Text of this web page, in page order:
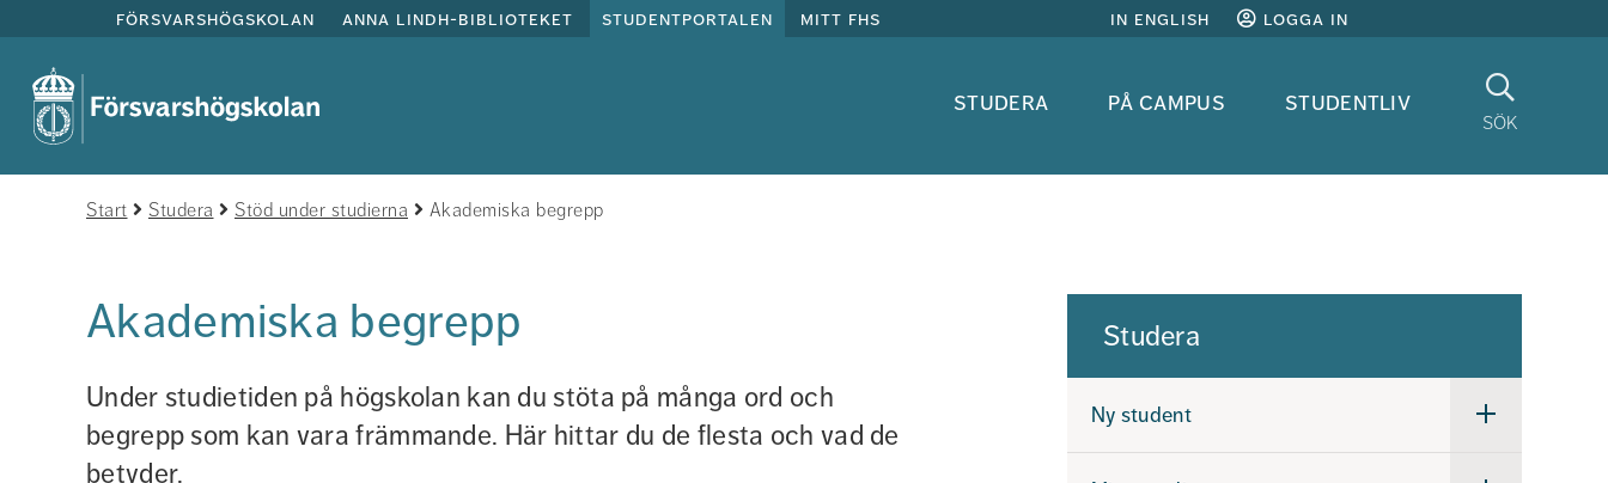
försvarshögskolan anna lindh-biblioteket studentportalen mitt fhs in english logga in
studera på campus studentliv
sök
Sök
Start Studera Stöd under studierna Akademiska begrepp
Akademiska begrepp
Under studietiden på högskolan kan du stöta på många ord och
begrepp som kan vara främmande. Här hittar du de flesta och vad de
betyder.
Studera
Ny student
Undermeny
student